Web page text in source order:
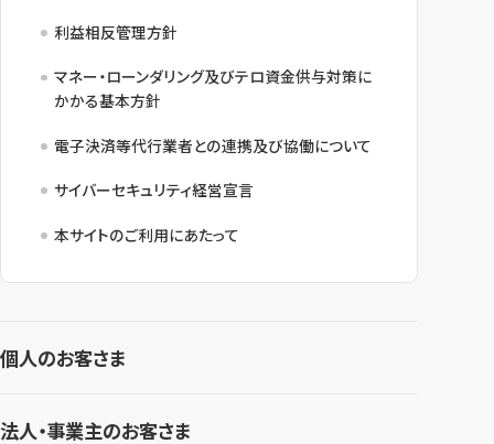
利益相反管理方針
マネー・ローンダリング及びテロ資金供与対策に
かかる基本方針
電子決済等代行業者との連携及び協働について
サイバーセキュリティ経営宣言
本サイトのご利用にあたって
個人のお客さま
法人・事業主のお客さま